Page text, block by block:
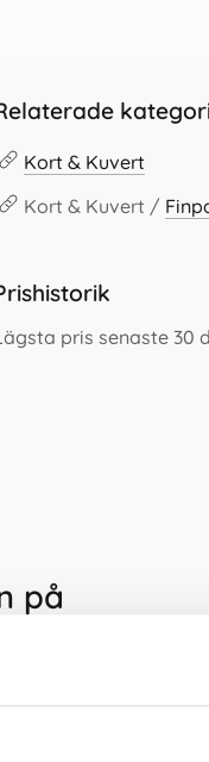
Kort & Kuvert
Kort & Kuvert /
pris senaste 30
på